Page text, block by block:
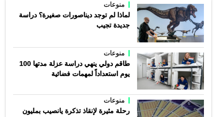
منوعات
لماذا لم توجد ديناصورات صغيرة؟ دراسة
جديدة تجيب
منوعات
طاقم دولي ينهي دراسة عزلة مدتها 100
يوم استعداداً لمهمات فضائية
منوعات
رحلة مثيرة لإنقاذ تذكرة يانصيب بمليون